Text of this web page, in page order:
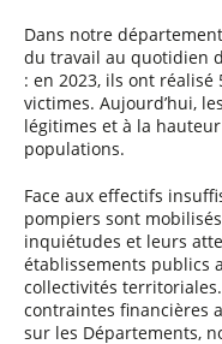
Dans notre
du travail au quotidien
: en 2023, ils ont
victimes. Aujourd’hui,
légitimes et à la
populations.
Face aux effectifs
pompiers sont
inquiétudes et leurs
établissements publics
collectivités
contraintes financières
sur les Départements,